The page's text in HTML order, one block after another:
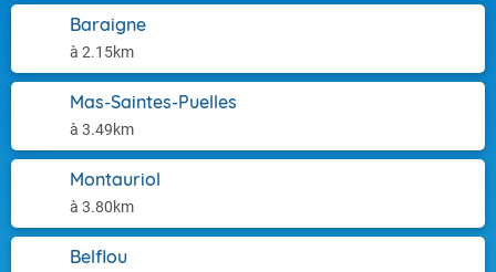
Baraigne
à 2.15km
Mas-Saintes-Puelles
à 3.49km
Montauriol
à 3.80km
Belflou